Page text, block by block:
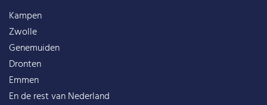
Kampen
Zwolle
Genemuiden
Dronten
Emmen
En de rest vanNederland